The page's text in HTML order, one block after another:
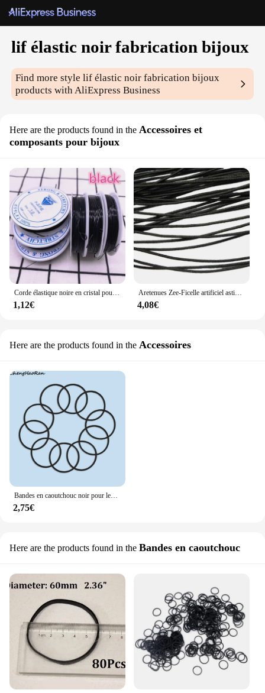
lif élastic noir fabrication bijoux
Find more stylelif élastic noir fabrication bijoux
products with AliExpress Business
Here are the products found in the Accessoires et
composants pour bijoux
Corde élastique noire en cristal pour la fabrication de bijoux, fil de pêche, 0.6, 0.8, 1.0mm
1,12€
Aretenues Zee-Ficelle artificiel astique Noire pour Fabrication de Bijoux, Cordon Extensible de 50 Yards, 0.8mm, pour Travaux Manuels, Deux Paquets
4,08€
Here are the products found in the Accessoires
Bandes en caoutchouc noir pour lecteur DVD, accessoires de remplacement, convient pour Xbox 5/10, lecteur optique, moteur, 360 pièces
2,75€
Here are the products found in the Bandes en caoutchouc